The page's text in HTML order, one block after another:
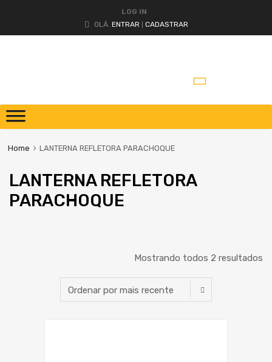
LOG IN
OLÁ. ENTRAR CADASTRAR
Pular
para
Home LANTERNA REFLETORA PARACHOQUE
LANTERNA REFLETORA
PARACHOQUE
Mostrando todos 2 resultados